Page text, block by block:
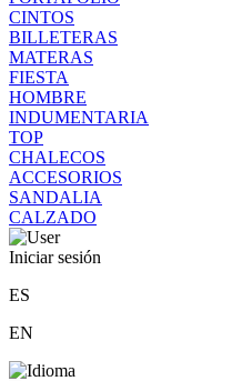
CINTOS
BILLETERAS
MATERAS
FIESTA
HOMBRE
INDUMENTARIA
TOP
CHALECOS
ACCESORIOS
SANDALIA
CALZADO
Iniciar sesión
ES
EN